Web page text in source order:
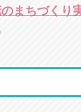
まちづくり